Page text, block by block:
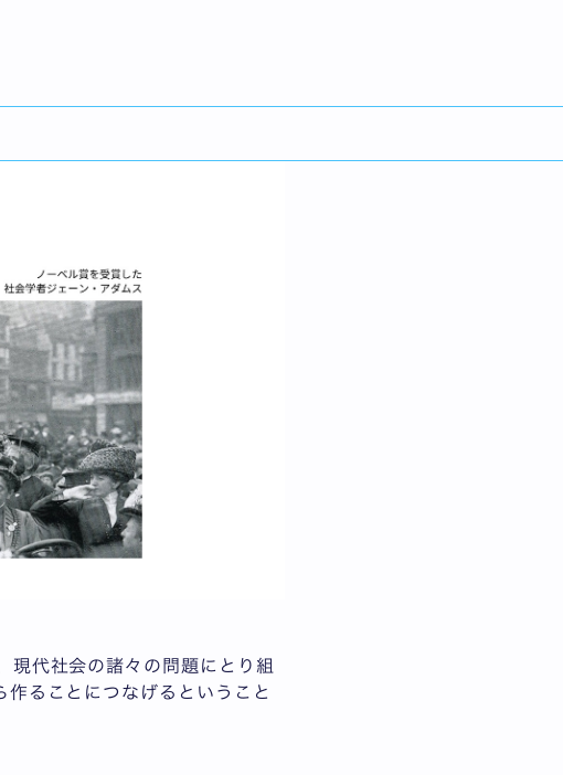
現代社会の諸々の問題にとり組
ることにつなげるということ